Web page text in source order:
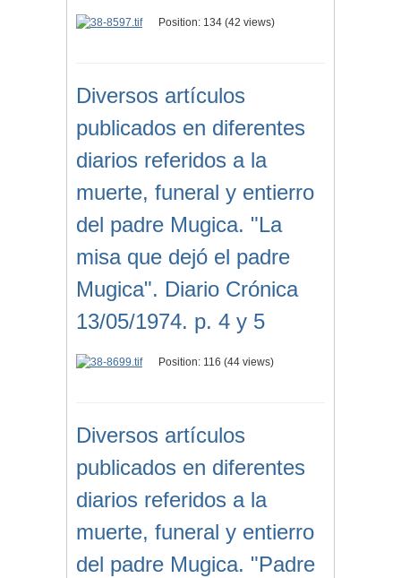
Position: 134 (42 views)
Diversos artículos
publicados en diferentes
diarios referidos a la
muerte, funeral y entierro
del padre Mugica. "La
misa que dejó el padre
Mugica". Diario Crónica
13/05/1974. p. 4 y 5
Position: 116 (44 views)
Diversos artículos
publicados en diferentes
diarios referidos a la
muerte, funeral y entierro
del padre Mugica. "Padre